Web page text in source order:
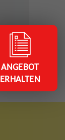
ANGEBOT
ERHALTEN